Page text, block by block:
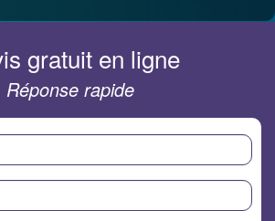
gratuit en ligne
Réponse rapide